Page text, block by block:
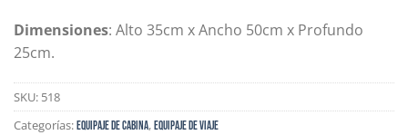
Dimensiones: Alto 35cm x Ancho 50cm x Profundo
25cm.
SKU: 518
Categorías:Equipaje de Cabina,EQUIPAJE DE VIAJE